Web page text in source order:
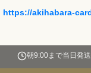
https://akihabara-
朝9:00まで当日発送